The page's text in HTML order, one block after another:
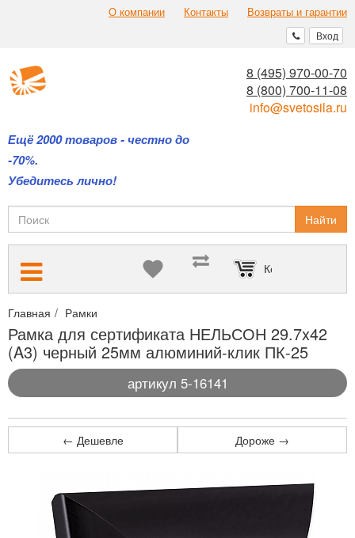
О компании Контакты Возвраты и гарантии
Вход
Ещё 2000 товаров - честно до
-70%.
Убедитесь лично!
8 (495) 970-00-70
8 (800) 700-11-08
info@svetosila.ru
Найти
Корзина пуста
Главная Рамки
Рамка для сертификата НЕЛЬСОН 29.7x42
(A3) черный 25мм алюминий-клик ПК-25
артикул 5-16141
← Дешевле Дороже →